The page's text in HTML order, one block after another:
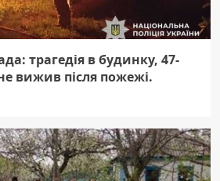
трагедія в будинку, 47-
вижив після пожежі.